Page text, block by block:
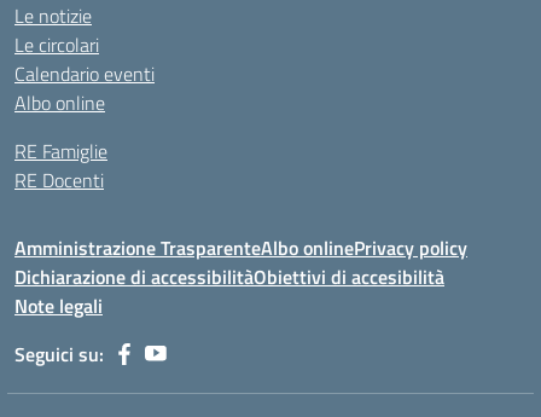
Le notizie
Le circolari
Calendario eventi
Albo online
RE Famiglie
RE Docenti
Amministrazione TrasparenteAlbo onlinePrivacy policy
Dichiarazione di accessibilitàObiettivi di accesibilità
Note legali
Seguici su: